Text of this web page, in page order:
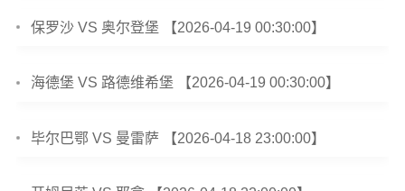
保罗沙 VS 奥尔登堡 【2026-04-19 00:30:00】
海德堡 VS 路德维希堡 【2026-04-19 00:30:00】
毕尔巴鄂 VS 曼雷萨 【2026-04-18 23:00:00】